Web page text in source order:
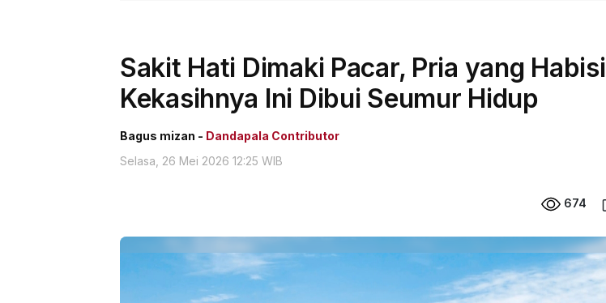
Sakit Hati Dimaki Pacar, Pria yang Habisi
Kekasihnya Ini Dibui Seumur Hidup
Bagus mizan - Dandapala Contributor
Selasa, 26 Mei 2026 12:25 WIB
674